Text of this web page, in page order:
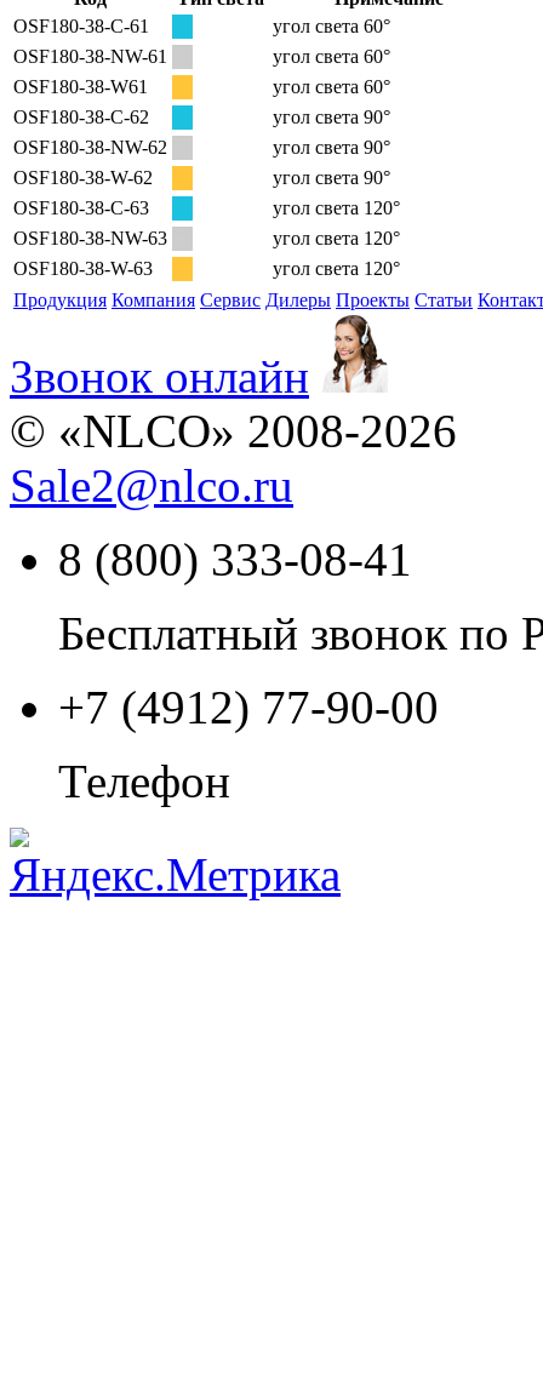
OSF180-38-C-61
угол света 60°
OSF180-38-NW-61
угол света 60°
OSF180-38-W61
угол света 60°
OSF180-38-C-62
угол света 90°
OSF180-38-NW-62
угол света 90°
OSF180-38-W-62
угол света 90°
OSF180-38-C-63
угол света 120°
OSF180-38-NW-63
угол света 120°
OSF180-38-W-63
угол света 120°
Продукция Компания Сервис Дилеры Проекты Статьи
Звонок онлайн
© «NLCO» 2008-2026
Sale2@nlco.ru
8 (800) 333-08-41
Бесплатный звонок по
+7 (4912) 77-90-00
Телефон